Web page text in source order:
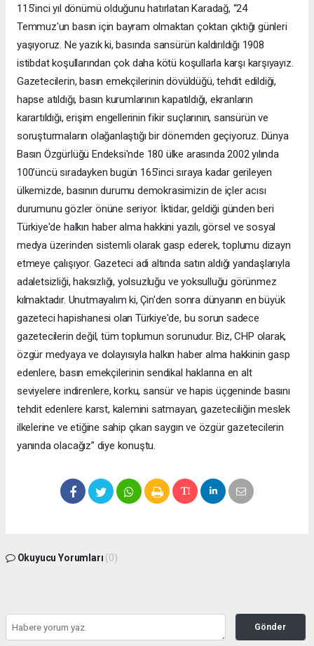
115’inci yıl dönümü olduğunu hatırlatan Karadağ, “24
Temmuz'un basın için bayram olmaktan çoktan çıktığı günleri
yaşıyoruz. Ne yazık ki, basında sansürün kaldırıldığı 1908
istibdat koşullarından çok daha kötü koşullarla karşı karşıyayız.
Gazetecilerin, basın emekçilerinin dövüldüğü, tehdit edildiği,
hapse atıldığı, basın kurumlarının kapatıldığı, ekranların
karartıldığı, erişim engellerinin fikir suçlarının, sansürün ve
soruşturmaların olağanlaştığı bir dönemden geçiyoruz. Dünya
Basın Özgürlüğü Endeksi'nde 180 ülke arasında 2002 yılında
100’üncü sıradayken bugün 165’inci sıraya kadar gerileyen
ülkemizde, basının durumu demokrasimizin de içler acısı
durumunu gözler önüne seriyor. İktidar, geldiği günden beri
Türkiye'de halkın haber alma hakkini yazılı, görsel ve sosyal
medya üzerinden sistemli olarak gasp ederek, toplumu dizayn
etmeye çalışıyor. Gazeteci adi altında satın aldığı yandaşlarıyla
adaletsizliği, haksızlığı, yolsuzluğu ve yoksulluğu görünmez
kılmaktadır. Unutmayalım ki, Çin'den sonra dünyanın en büyük
gazeteci hapishanesi olan Türkiye'de, bu sorun sadece
gazetecilerin değil, tüm toplumun sorunudur. Biz, CHP olarak,
özgür medyaya ve dolayısıyla halkın haber alma hakkinin gasp
edenlere, basın emekçilerinin sendikal haklarına en alt
seviyelere indirenlere, korku, sansür ve hapis üçgeninde basını
tehdit edenlere karst, kalemini satmayan, gazeteciliğin meslek
ilkelerine ve etiğine sahip çıkan saygın ve özgür gazetecilerin
yanında olacağız” diye konuştu.
Okuyucu Yorumları (0)
Gönder